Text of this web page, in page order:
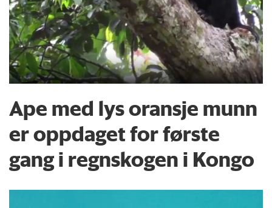
Ape med lys oransje munn
er oppdaget for første
gang i regnskogen i Kongo